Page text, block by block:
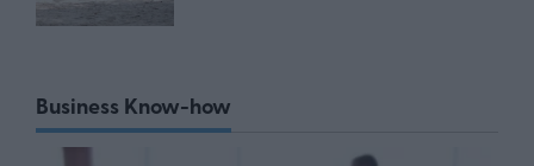
Business Know-how